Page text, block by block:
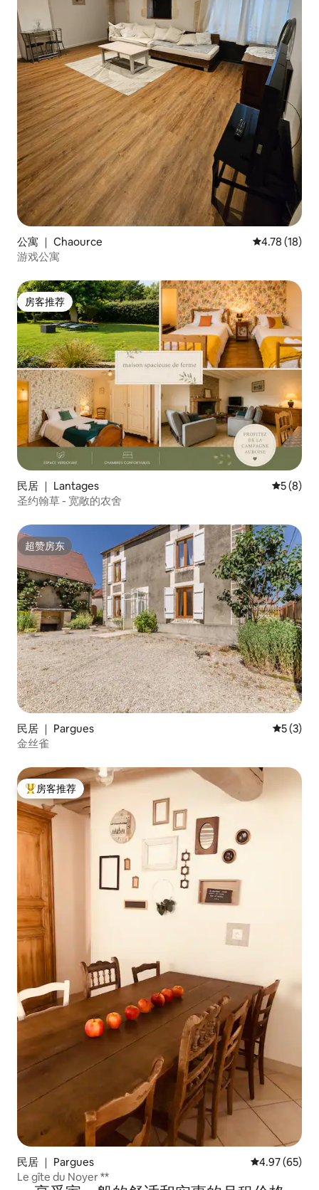
公寓 ｜ Chaource 平均评分
4.78 (18)
游戏公寓
房客推荐
房客推荐
民居 ｜ Lantages 平均评分
5 (8)
圣约翰草 - 宽敞的农舍
超赞房东
超赞房东
民居 ｜ Pargues 平均评分
5 (3)
金丝雀
热门「房客推荐」
房客推荐
民居 ｜ Pargues 平均评分
4.97 (65)
Le gîte du Noyer **